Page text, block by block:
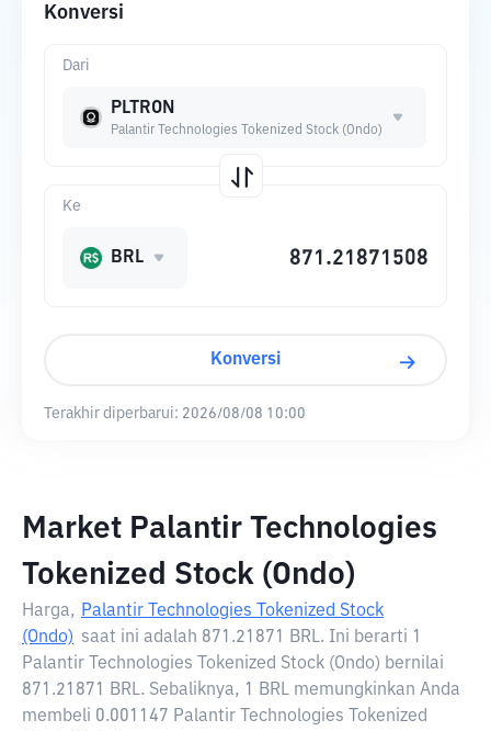
Konversi
Dari
PLTRON
Palantir Technologies Tokenized Stock (Ondo)
Ke
BRL
Konversi
Terakhir diperbarui: 2026/08/08 10:00
Market Palantir Technologies
Tokenized Stock (Ondo)
Harga, Palantir Technologies Tokenized Stock
(Ondo) saat ini adalah 871.21871 BRL. Ini berarti 1
Palantir Technologies Tokenized Stock (Ondo) bernilai
871.21871 BRL. Sebaliknya, 1 BRL memungkinkan Anda
membeli 0.001147 Palantir Technologies Tokenized